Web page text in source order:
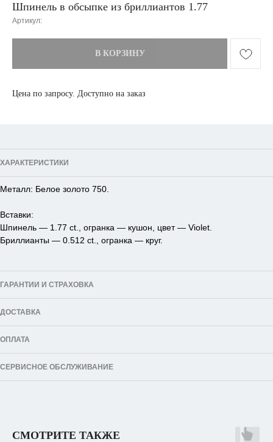
Шпинель в обсыпке из бриллиантов 1.77
Артикул:
В КОРЗИНУ
Цена по запросу. Доступно на заказ
ХАРАКТЕРИСТИКИ
Металл: Белое золото 750.
Вставки:
Шпинель — 1.77 ct., огранка — кушон, цвет — Violet.
Бриллианты — 0.512 ct., огранка — круг.
ГАРАНТИИ И СТРАХОВКА
ДОСТАВКА
ОПЛАТА
СЕРВИСНОЕ ОБСЛУЖИВАНИЕ
СМОТРИТЕ ТАКЖЕ